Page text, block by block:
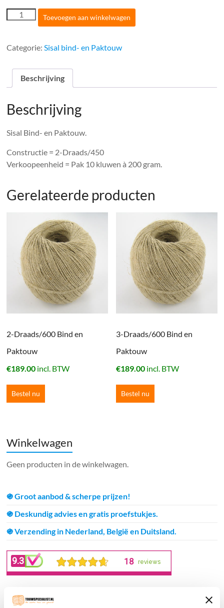
Draads/450
Paktouw
Toevoegen aan winkelwagen
Categorie:Sisal bind- en Paktouw
Beschrijving
Beschrijving
Sisal Bind- en Paktouw.
Constructie = 2-Draads/450
Verkoopeenheid = Pak 10 kluwen à 200 gram.
Gerelateerde producten
2-Draads/600 Bind en
Paktouw
€189.00 incl. BTW
Bestel nu
3-Draads/600 Bind en
Paktouw
€189.00 incl. BTW
Bestel nu
Winkelwagen
Geen producten in de winkelwagen.
֍ Groot aanbod & scherpe prijzen!
֍ Deskundig advies en gratis proefstukjes.
֍ Verzending in Nederland, België en Duitsland.
(* gewicht onder 32kg). Binnen 24 uur verstuurd.